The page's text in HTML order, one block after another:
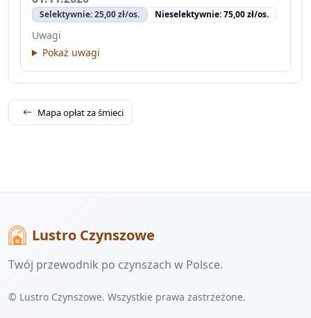
Selektywnie: 25,00 zł/os. Nieselektywnie: 75,00 zł/os.
Uwagi
Pokaż uwagi
Mapa opłat za śmieci
Lustro Czynszowe
Twój przewodnik po czynszach w Polsce.
© Lustro Czynszowe. Wszystkie prawa zastrzeżone.